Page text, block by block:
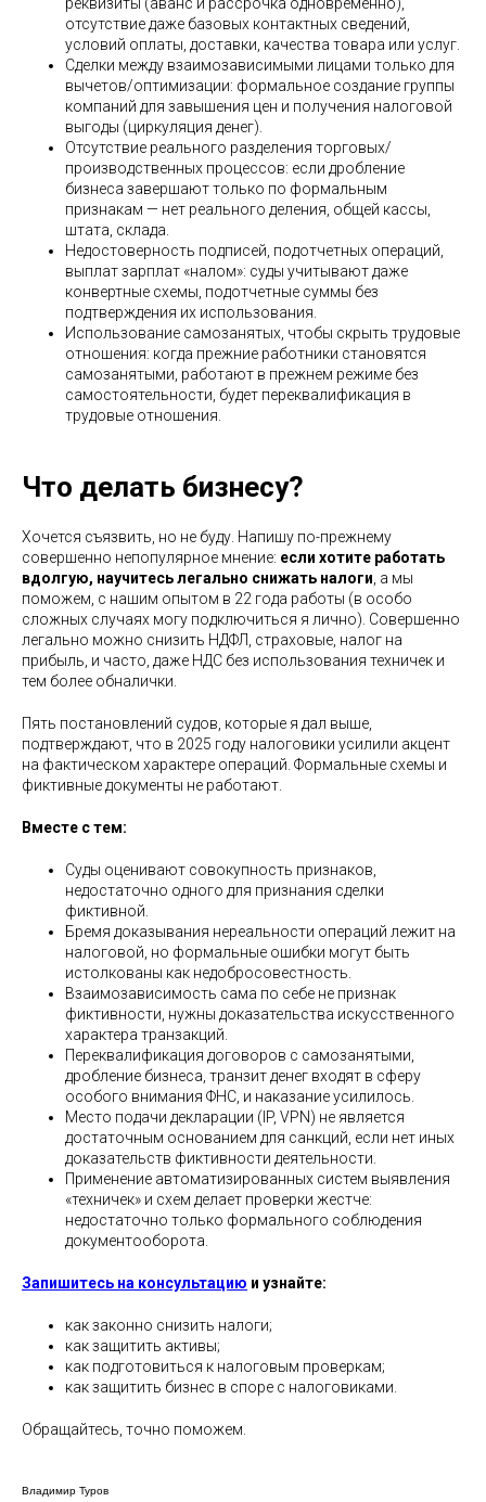
отсутствие даже базовых контактных сведений,
условий оплаты, доставки, качества товара или услуг.
Сделки между взаимозависимыми лицами только для
вычетов/оптимизации: формальное создание группы
компаний для завышения цен и получения налоговой
выгоды (циркуляция денег).
Отсутствие реального разделения торговых/
производственных процессов: если дробление
бизнеса завершают только по формальным
признакам — нет реального деления, общей кассы,
штата, склада.
Недостоверность подписей, подотчетных операций,
выплат зарплат «налом»: суды учитывают даже
конвертные схемы, подотчетные суммы без
подтверждения их использования.
Использование самозанятых, чтобы скрыть трудовые
отношения: когда прежние работники становятся
самозанятыми, работают в прежнем режиме без
самостоятельности, будет переквалификация в
трудовые отношения.
Что делать бизнесу?
Хочется съязвить, но не буду. Напишу по-прежнему
совершенно непопулярное мнение: если хотите работать
вдолгую, научитесь легально снижать налоги , а мы
поможем, с нашим опытом в 22 года работы (в особо
сложных случаях могу подключиться я лично). Совершенно
легально можно снизить НДФЛ, страховые, налог на
прибыль, и часто, даже НДС без использования техничек и
тем более обналички.
Пять постановлений судов, которые я дал выше,
подтверждают, что в 2025 году налоговики усилили акцент
на фактическом характере операций. Формальные схемы и
фиктивные документы не работают.
Вместе с тем:
Суды оценивают совокупность признаков,
недостаточно одного для признания сделки
фиктивной.
Бремя доказывания нереальности операций лежит на
налоговой, но формальные ошибки могут быть
истолкованы как недобросовестность.
Взаимозависимость сама по себе не признак
фиктивности, нужны доказательства искусственного
характера транзакций.
Переквалификация договоров с самозанятыми,
дробление бизнеса, транзит денег входят в сферу
особого внимания ФНС, и наказание усилилось.
Место подачи декларации (IP, VPN) не является
достаточным основанием для санкций, если нет иных
доказательств фиктивности деятельности.
Применение автоматизированных систем выявления
«техничек» и схем делает проверки жестче:
недостаточно только формального соблюдения
документооборота.
Запишитесь на консультацию и узнайте:
как законно снизить налоги;
как защитить активы;
как подготовиться к налоговым проверкам;
как защитить бизнес в споре с налоговиками.
Обращайтесь, точно поможем.
Владимир Туров